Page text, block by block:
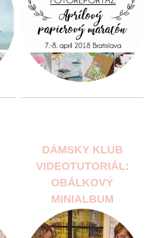
DÁMSKY KLUB
VIDEOTUTORIÁL:
OBÁLKOVÝ
MINIALBUM